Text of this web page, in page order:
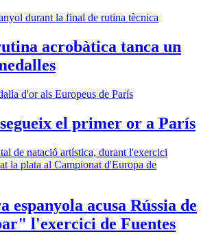
acrobàtica tanca un
el primer or a París
espanyola acusa Rússia de
l'exercici de Fuentes